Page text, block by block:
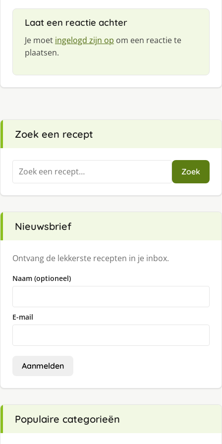
:
Laat een reactie achter
Je moet ingelogd zijn op om een reactie te
plaatsen.
Zoek een recept
Zoeken
naar:
Zoek
Nieuwsbrief
Ontvang de lekkerste recepten in je inbox.
Naam (optioneel)
E-mail
Aanmelden
Populaire categorieën